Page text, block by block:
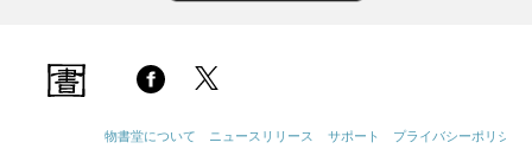
物書堂について ニュースリリース サポート プライバシーポリシー